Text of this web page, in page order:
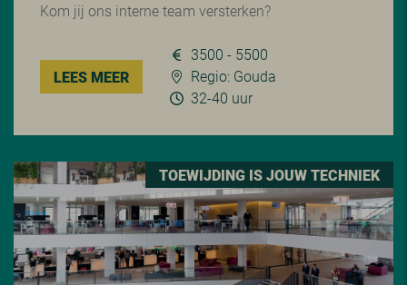
Kom jij ons interne team versterken?
LEES MEER
3500 - 5500
Regio: Gouda
32-40 uur
TOEWIJDING IS JOUW TECHNIEK